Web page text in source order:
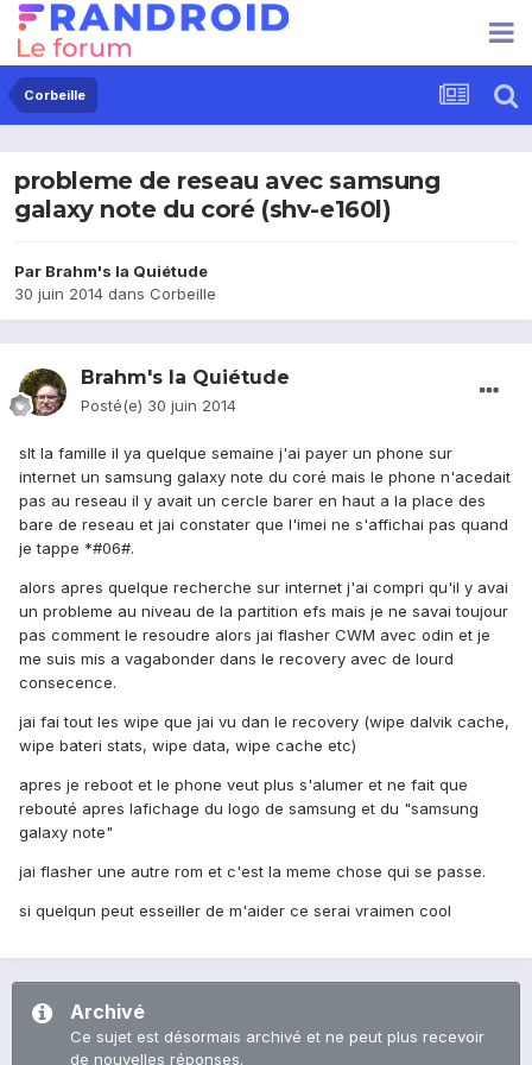
Corbeille
probleme de reseau avec samsung
galaxy note du coré (shv-e160l)
Par Brahm's la Quiétude
30 juin 2014 dans Corbeille
Brahm's la Quiétude
Posté(e) 30 juin 2014
slt la famille il ya quelque semaine j'ai payer un phone sur
internet un samsung galaxy note du coré mais le phone n'acedait
pas au reseau il y avait un cercle barer en haut a la place des
bare de reseau et jai constater que l'imei ne s'affichai pas quand
je tappe *#06#.
alors apres quelque recherche sur internet j'ai compri qu'il y avai
un probleme au niveau de la partition efs mais je ne savai toujour
pas comment le resoudre alors jai flasher CWM avec odin et je
me suis mis a vagabonder dans le recovery avec de lourd
consecence.
jai fai tout les wipe que jai vu dan le recovery (wipe dalvik cache,
wipe bateri stats, wipe data, wipe cache etc)
apres je reboot et le phone veut plus s'alumer et ne fait que
rebouté apres lafichage du logo de samsung et du "samsung
galaxy note"
jai flasher une autre rom et c'est la meme chose qui se passe.
si quelqun peut esseiller de m'aider ce serai vraimen cool
Archivé
Ce sujet est désormais archivé et ne peut plus recevoir
de nouvelles réponses.